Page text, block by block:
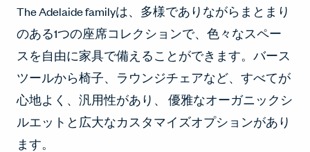
The Adelaide familyは、多様でありながらまとまり
のある1つの座席コレクションで、色々なスペー
スを自由に家具で備えることができます。バース
ツールから椅子、ラウンジチェアなど、すべてが
心地よく、汎用性があり、 優雅なオーガニックシ
ルエットと広大なカスタマイズオプションがあり
ます。